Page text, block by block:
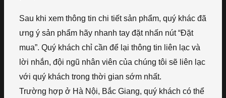
Sau khi xem thông tin chi tiết sản phẩm, quý khác đã
ưng ý sản phẩm hãy nhanh tay đặt nhấn nút “Đặt
mua”. Quý khách chỉ cần để lại thông tin liên lạc và
lời nhắn, đội ngũ nhân viên của chúng tôi sẽ liên lạc
với quý khách trong thời gian sớm nhất.
Trường hợp ở Hà Nội, Bắc Giang, quý khách có thể